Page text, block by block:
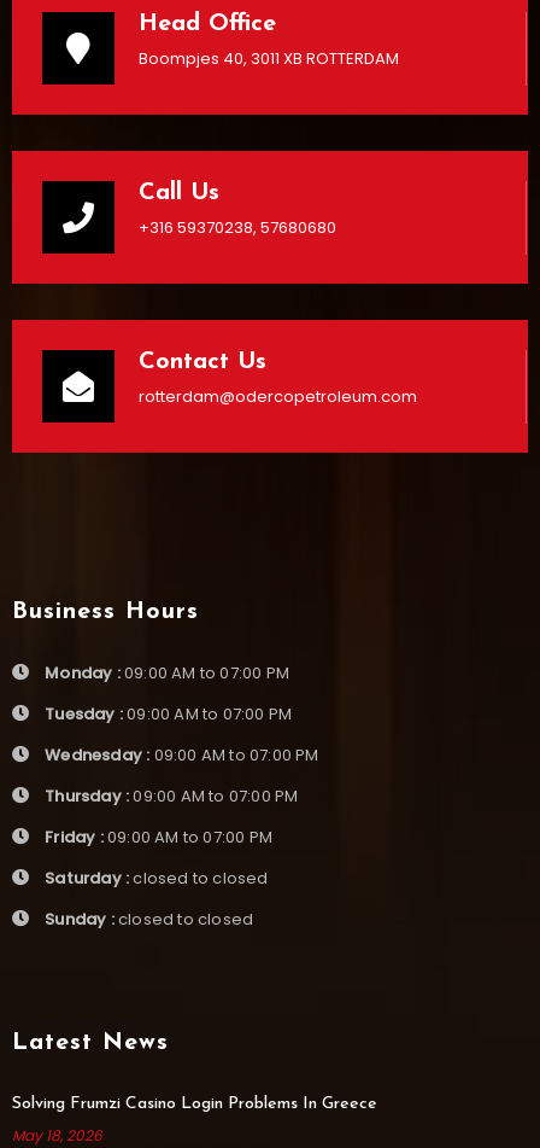
Head Office
Boompjes 40, 3011 XB ROTTERDAM
Call Us
+316 59370238, 57680680
Contact Us
rotterdam@odercopetroleum.com
Business Hours
Monday :09:00 AM to 07:00 PM
Tuesday :09:00 AM to 07:00 PM
Wednesday : 09:00 AM to 07:00 PM
Thursday :09:00 AM to 07:00 PM
Friday :09:00 AM to 07:00 PM
Saturday :closed to closed
Sunday :closed to closed
Latest News
Solving Frumzi Casino Login Problems In Greece
May 18, 2026